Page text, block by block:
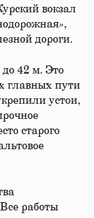
вокзал
дороги.
до 42 м. Это
главных пути
устои,
старого
работы